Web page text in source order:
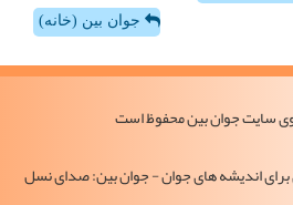
جوان بین (خانه)
برای اندیشه های جوان - جوان بین: صدای نسل